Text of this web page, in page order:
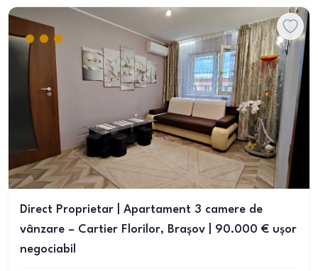
Direct Proprietar | Apartament 3 camere de
vânzare – Cartier Florilor, Brașov | 90.000 € ușor
negociabil